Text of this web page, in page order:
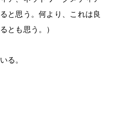
と思う。何より、これは良
とも思う。）
る。